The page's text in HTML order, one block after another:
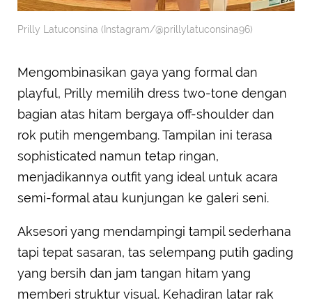
Prilly Latuconsina (Instagram/@prillylatuconsina96)
Mengombinasikan gaya yang formal dan
playful, Prilly memilih dress two-tone dengan
bagian atas hitam bergaya off-shoulder dan
rok putih mengembang. Tampilan ini terasa
sophisticated namun tetap ringan,
menjadikannya outfit yang ideal untuk acara
semi-formal atau kunjungan ke galeri seni.
Aksesori yang mendampingi tampil sederhana
tapi tepat sasaran, tas selempang putih gading
yang bersih dan jam tangan hitam yang
memberi struktur visual. Kehadiran latar rak